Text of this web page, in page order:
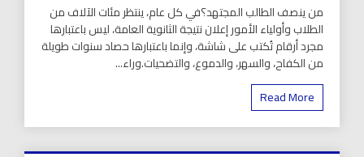
من ينصف الطالب المجتهد؟في كل عام، ينتظر مئات الآلاف من
الطلاب وأولياء الأمور إعلان نتيجة الثانوية العامة، ليس باعتبارها
مجرد أرقام تُكتب على شاشة، وإنما باعتبارها حصاد سنوات طويلة
من الكفاح، والسهر، والدموع، والتضحيات.وراء...
Read More